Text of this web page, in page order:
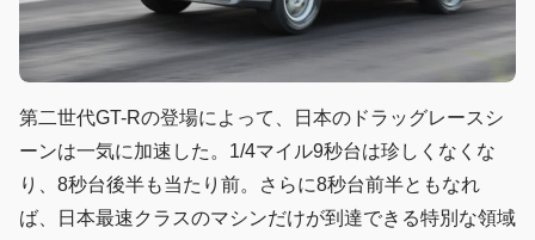
第二世代GT-Rの登場によって、日本のドラッグレースシ
ーンは一気に加速した。1/4マイル9秒台は珍しくなくな
り、8秒台後半も当たり前。さらに8秒台前半ともなれ
ば、日本最速クラスのマシンだけが到達できる特別な領域